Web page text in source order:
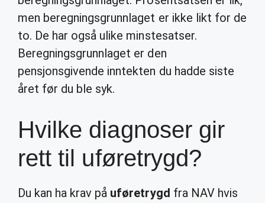
men beregningsgrunnlaget er ikke likt for de
to. De har også ulike minstesatser.
Beregningsgrunnlaget er den
pensjonsgivende inntekten du hadde siste
året før du ble syk.
Hvilke diagnoser gir
rett til uføretrygd?
Du kan ha krav på uføretrygd fra NAV hvis